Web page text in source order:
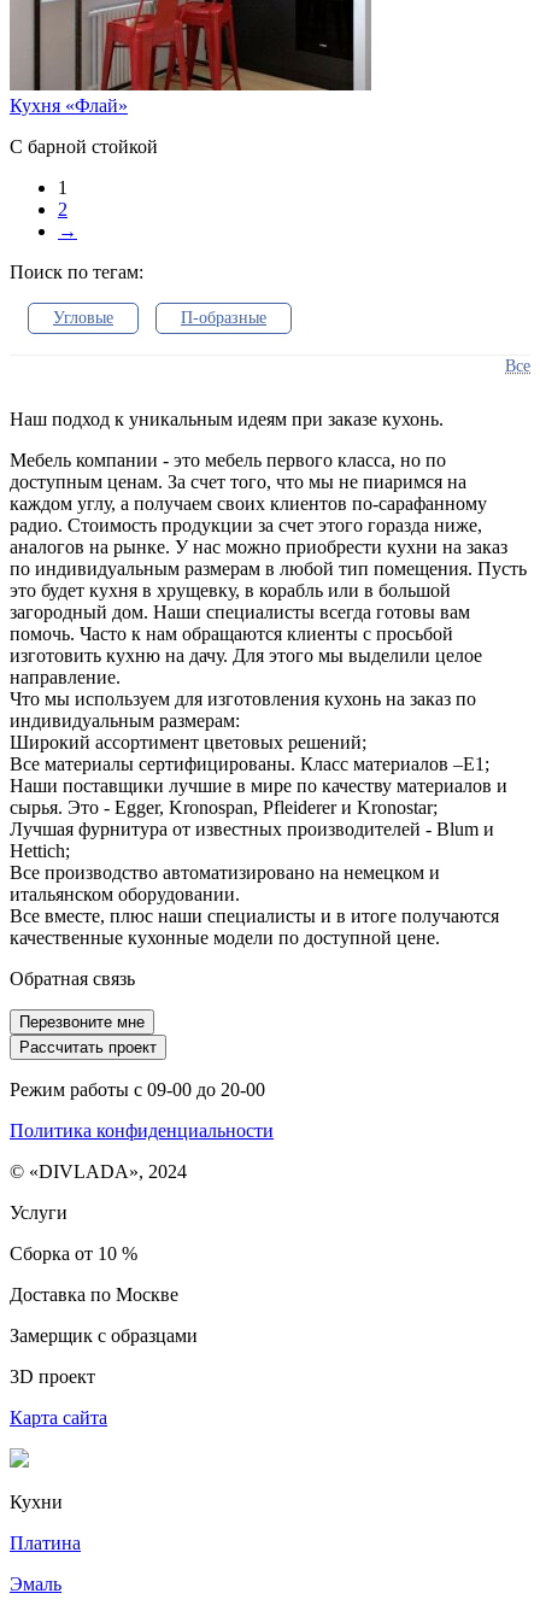
Кухня «Флай»
С барной стойкой
1
2
→
Поиск по тегам:
Угловые П-образные
Коричневые С эркером
С барной стойкой С фотопечатью
Патированные с золотом Для квартиры и дома
С островом Глянцевые Кухни на заказ
Все
Наш подход к уникальным идеям при заказе кухонь.
Мебель компании - это мебель первого класса, но по
доступным ценам. За счет того, что мы не пиаримся на
каждом углу, а получаем своих клиентов по-сарафанному
радио. Стоимость продукции за счет этого горазда ниже,
аналогов на рынке. У нас можно приобрести кухни на заказ
по индивидуальным размерам в любой тип помещения. Пусть
это будет кухня в хрущевку, в корабль или в большой
загородный дом. Наши специалисты всегда готовы вам
помочь. Часто к нам обращаются клиенты с просьбой
изготовить кухню на дачу. Для этого мы выделили целое
направление.
Что мы используем для изготовления кухонь на заказ по
индивидуальным размерам:
Широкий ассортимент цветовых решений;
Все материалы сертифицированы. Класс материалов –E1;
Наши поставщики лучшие в мире по качеству материалов и
сырья. Это - Egger, Kronospan, Pfleiderer и Kronostar;
Лучшая фурнитура от известных производителей - Blum и
Hettich;
Все производство автоматизировано на немецком и
итальянском оборудовании.
Все вместе, плюс наши специалисты и в итоге получаются
качественные кухонные модели по доступной цене.
Обратная связь
Перезвоните мне
Рассчитать проект
Режим работы с 09-00 до 20-00
Политика конфиденциальности
© «DIVLADA», 2024
Услуги
Сборка от 10 %
Доставка по Москве
Замерщик с образцами
3D проект
Карта сайта
Кухни
Платина
Эмаль